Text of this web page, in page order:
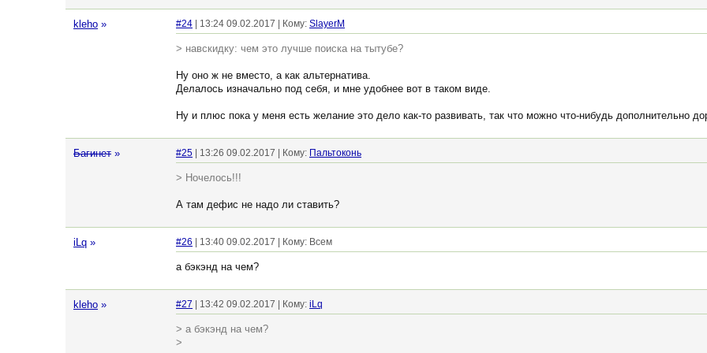
kleho » #24 | 13:24 09.02.2017 | Кому: SlayerM
> навскидку: чем это лучше поиска на тытубе?
Ну оно ж не вместо, а как альтернатива.
Делалось изначально под себя, и мне удобнее вот в таком виде.
Ну и плюс пока у меня есть желание это дело как-то развивать, так что можно что-нибудь дополнительно
Багинет » #25 | 13:26 09.02.2017 | Кому: Пальтоконь
> Ночелось!!!
А там дефис не надо ли ставить?
iLq » #26 | 13:40 09.02.2017 | Кому: Всем
а бэкэнд на чем?
kleho » #27 | 13:42 09.02.2017 | Кому: iLq
> а бэкэнд на чем?
>